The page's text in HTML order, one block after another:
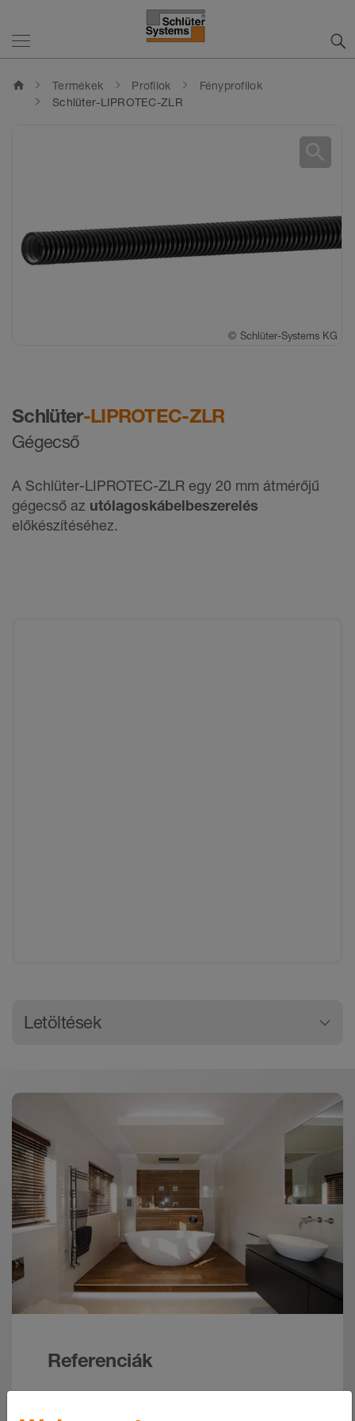
home Termékek Profilok
Fényprofilok
Schlüter-LIPROTEC-ZLR
Schlüter-LIPROTEC-ZLR
Gégecső
A Schlüter-LIPROTEC-ZLR egy 20 mm átmérőjű
gégecső az utólagoskábelbeszerelés
előkészítéséhez.
© Schlüter-Systems KG
Általános termékinformációk
Letöltések
Letöltés
LIPROTEC Energy Labels EU
Referenciák